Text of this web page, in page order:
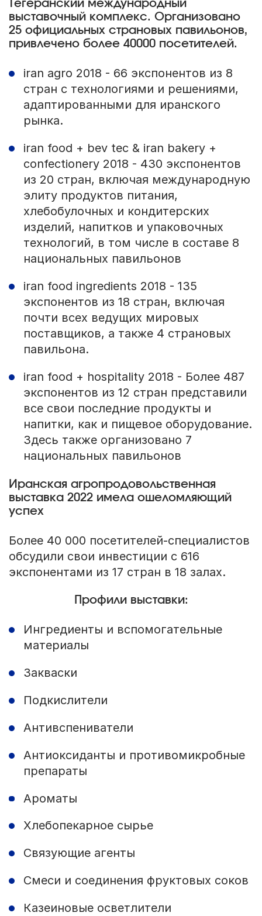
Тегеранский международный
выставочный комплекс. Организовано
25 официальных страновых павильонов,
привлечено более 40000 посетителей.
iran agro 2018 - 66 экспонентов из 8
стран с технологиями и решениями,
адаптированными для иранского
рынка.
iran food + bev tec & iran bakery +
confectionery 2018 - 430 экспонентов
из 20 стран, включая международную
элиту продуктов питания,
хлебобулочных и кондитерских
изделий, напитков и упаковочных
технологий, в том числе в составе 8
национальных павильонов
iran food ingredients 2018 - 135
экспонентов из 18 стран, включая
почти всех ведущих мировых
поставщиков, а также 4 страновых
павильона.
iran food + hospitality 2018 - Более 487
экспонентов из 12 стран представили
все свои последние продукты и
напитки, как и пищевое оборудование.
Здесь также организовано 7
национальных павильонов
Иранская агропродовольственная
выставка 2022 имела ошеломляющий
успех
Более 40 000 посетителей-специалистов
обсудили свои инвестиции с 616
экспонентами из 17 стран в 18 залах.
Профили выставки:
Ингредиенты и вспомогательные
материалы
Закваски
Подкислители
Антивспениватели
Антиоксиданты и противомикробные
препараты
Ароматы
Хлебопекарное сырье
Связующие агенты
Смеси и соединения фруктовых соков
Казеиновые осветлители